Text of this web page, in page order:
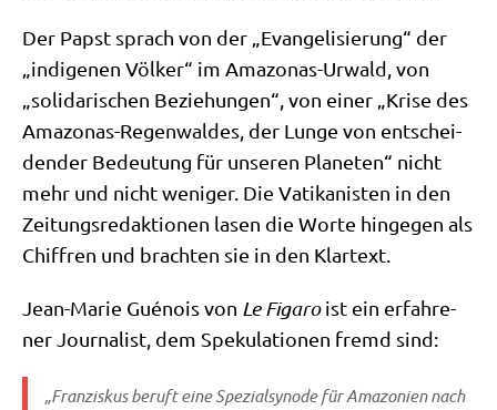
Der Papst sprach von der „Evan­ge­li­sie­rung“ der
„indi­ge­nen Völ­ker“ im Ama­zo­nas-Urwald, von
„soli­da­ri­schen Bezie­hun­gen“, von einer „Kri­se des
Ama­zo­nas-Regen­wal­des, der Lun­ge von ent­schei­
den­der Bedeu­tung für unse­ren Pla­ne­ten“ nicht
mehr und nicht weni­ger. Die Vati­ka­ni­sten in den
Zei­tungs­re­dak­tio­nen lasen die Wor­te hin­ge­gen als
Chif­fren und brach­ten sie in den Klartext.
Jean-Marie Gué­nois von Le Figa­roist ein erfah­re­
ner Jour­na­list, dem Spe­ku­la­tio­nen fremd sind:
„Fran­zis­kus beruft eine Spe­zi­al­syn­ode für Ama­zo­ni­en nach